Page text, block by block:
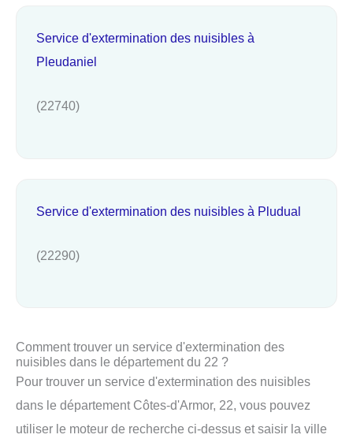
Service d'extermination des nuisibles à
Pleudaniel
(22740)
Service d'extermination des nuisibles à Pludual
(22290)
Comment trouver un service d'extermination des
nuisibles dans le département du 22 ?
Pour trouver un service d'extermination des nuisibles
dans le département Côtes-d'Armor, 22, vous pouvez
utiliser le moteur de recherche ci-dessus et saisir la ville